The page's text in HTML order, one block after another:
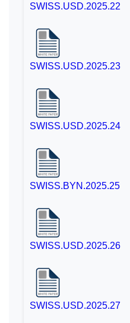
SWISS.USD.2025.22
SWISS.USD.2025.23
SWISS.USD.2025.24
SWISS.BYN.2025.25
SWISS.USD.2025.26
SWISS.USD.2025.27